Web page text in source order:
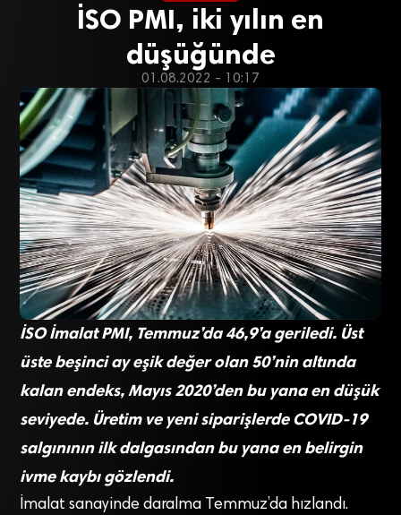
İSO PMI, iki yılın en
düşüğünde
01.08.2022 - 10:17
İSO İmalat PMI, Temmuz’da 46,9’a geriledi. Üst
üste beşinci ay eşik değer olan 50’nin altında
kalan endeks, Mayıs 2020’den bu yana en düşük
seviyede. Üretim ve yeni siparişlerde COVID-19
salgınının ilk dalgasından bu yana en belirgin
ivme kaybı gözlendi.
İmalat sanayinde daralma Temmuz’da hızlandı.